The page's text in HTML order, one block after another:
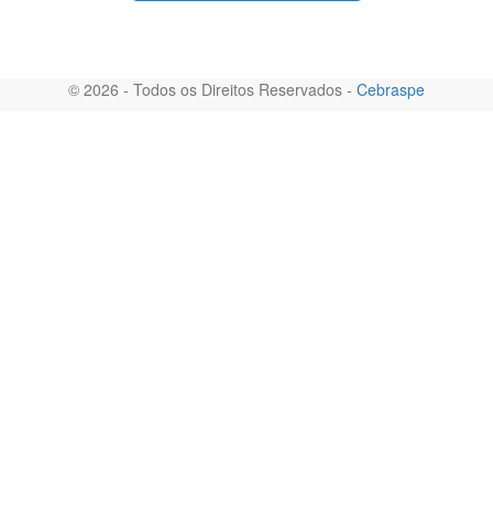
© 2026 - Todos os Direitos Reservados - Cebraspe